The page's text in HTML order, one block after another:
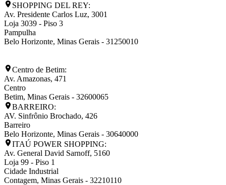
SHOPPING DEL REY:
Av. Presidente Carlos Luz, 3001
Loja 3039 - Piso 3
Pampulha
Belo Horizonte, Minas Gerais - 31250010
Centro de Betim:
Av. Amazonas, 471
Centro
Betim, Minas Gerais - 32600065
BARREIRO:
AV. Sinfrônio Brochado, 426
Barreiro
Belo Horizonte, Minas Gerais - 30640000
ITAÚ POWER SHOPPING:
Av. General David Sarnoff, 5160
Loja 99 - Piso 1
Cidade Industrial
Contagem, Minas Gerais - 32210110